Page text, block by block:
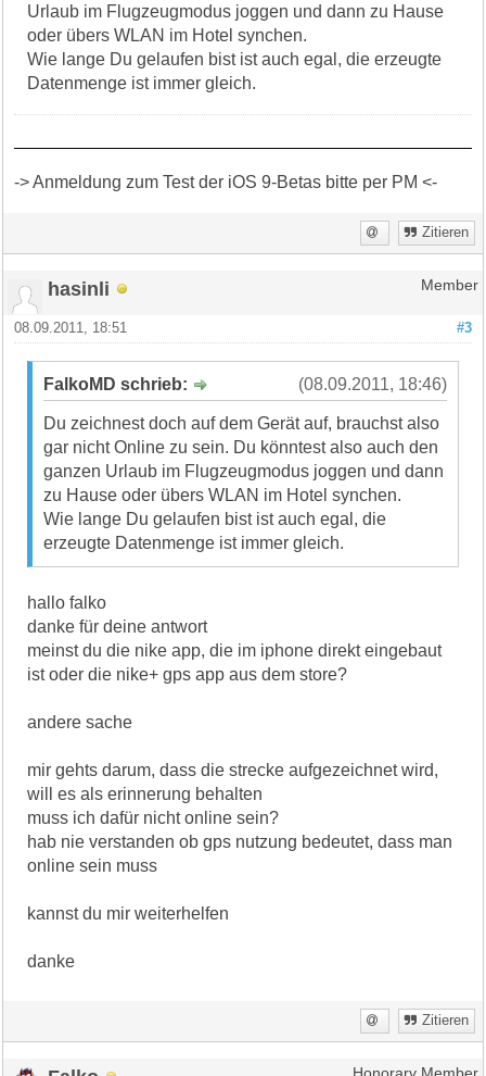
Urlaub im Flugzeugmodus joggen und dann zu Hause
oder übers WLAN im Hotel synchen.
Wie lange Du gelaufen bist ist auch egal, die erzeugte
Datenmenge ist immer gleich.
-> Anmeldung zum Test der iOS 9-Betas bitte per PM <-
Zitieren
hasinli Member
#3
08.09.2011, 18:51
(08.09.2011, 18:46)
FalkoMD schrieb:
Du zeichnest doch auf dem Gerät auf, brauchst also
gar nicht Online zu sein. Du könntest also auch den
ganzen Urlaub im Flugzeugmodus joggen und dann
zu Hause oder übers WLAN im Hotel synchen.
Wie lange Du gelaufen bist ist auch egal, die
erzeugte Datenmenge ist immer gleich.
hallo falko
danke für deine antwort
meinst du die nike app, die im iphone direkt eingebaut
ist oder die nike+ gps app aus dem store?
andere sache
mir gehts darum, dass die strecke aufgezeichnet wird,
will es als erinnerung behalten
muss ich dafür nicht online sein?
hab nie verstanden ob gps nutzung bedeutet, dass man
online sein muss
kannst du mir weiterhelfen
danke
Zitieren
Honorary Member